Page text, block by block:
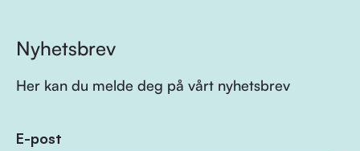
Nyhetsbrev
Her kan du melde deg på vårt nyhetsbrev
E-post